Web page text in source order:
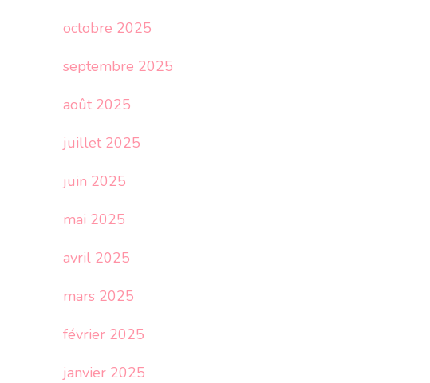
octobre 2025
septembre 2025
août 2025
juillet 2025
juin 2025
mai 2025
avril 2025
mars 2025
février 2025
janvier 2025